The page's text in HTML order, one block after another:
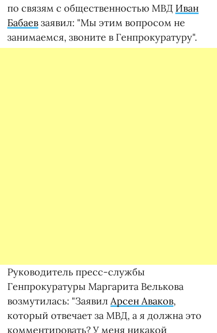
по связям с общественностью МВД Иван
Бабаев заявил: "Мы этим вопросом не
занимаемся, звоните в Генпрокуратуру".
Руководитель пресс-службы
Генпрокуратуры Маргарита Велькова
возмутилась: "Заявил Арсен Аваков,
который отвечает за МВД, а я должна это
комментировать? У меня никакой